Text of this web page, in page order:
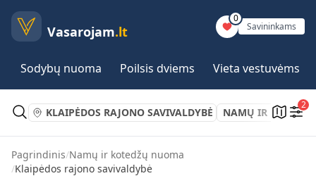
Vasarojam.lt
0
Savininkams
Sodybų nuoma Poilsis dviems Vieta vestuvėms
KLAIPĖDOS RAJONO SAVIVALDYBĖ NAMŲ IR
2
Pagrindinis/Namų ir kotedžų nuoma
/Klaipėdos rajono savivaldybė